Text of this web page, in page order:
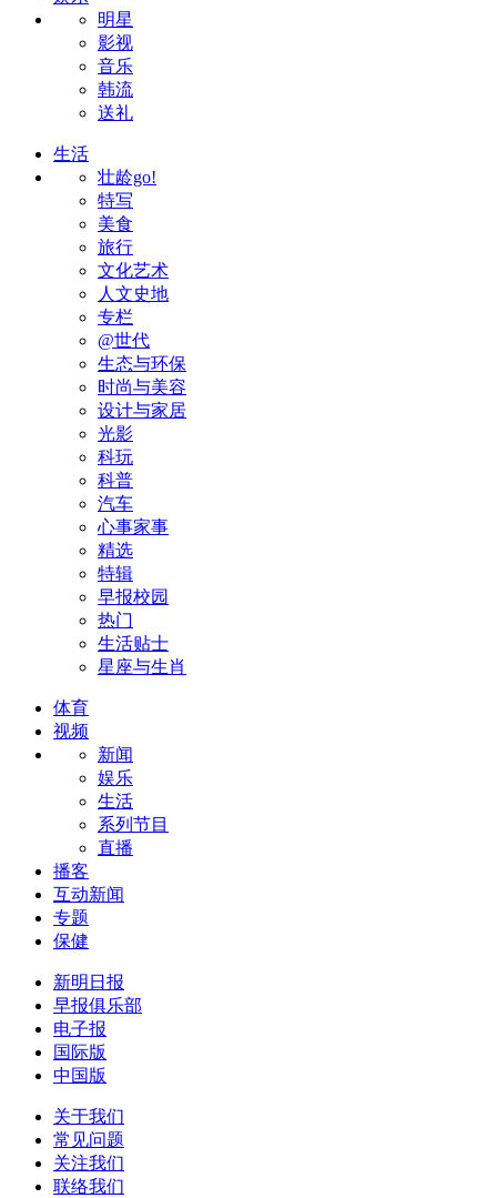
明星
影视
音乐
韩流
送礼
生活
壮龄go!
特写
美食
旅行
文化艺术
人文史地
专栏
@世代
生态与环保
时尚与美容
设计与家居
光影
科玩
科普
汽车
心事家事
精选
特辑
早报校园
热门
生活贴士
星座与生肖
体育
视频
新闻
娱乐
生活
系列节目
直播
播客
互动新闻
专题
保健
新明日报
早报俱乐部
电子报
国际版
中国版
关于我们
常见问题
关注我们
联络我们